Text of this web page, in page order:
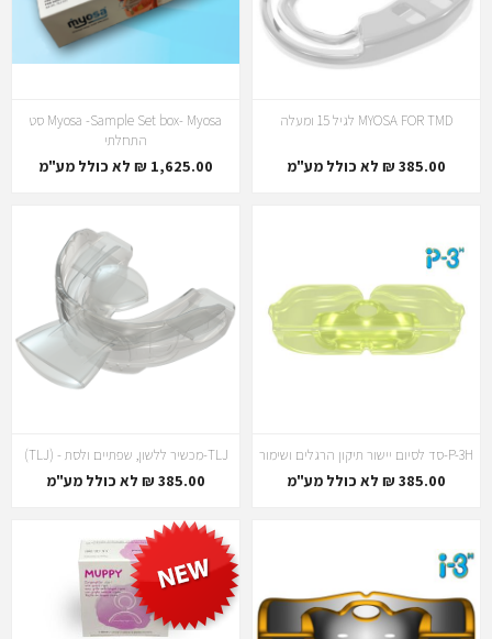
MYOSA FOR TMD לגיל 15 ומעלה
385.00 ₪ לא כולל מע"מ
Myosa -Sample Set box- Myosa סט
התחלתי
1,625.00 ₪ לא כולל מע"מ
P-3H-סד לסיום יישור תיקון הרגלים ושימור
385.00 ₪ לא כולל מע"מ
TLJ-מכשיר ללשון, שפתיים ולסת - (TLJ)
385.00 ₪ לא כולל מע"מ